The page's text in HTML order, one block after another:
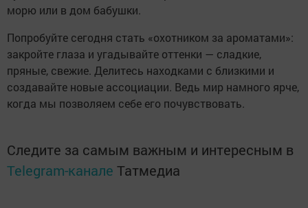
морю или в дом бабушки.
Попробуйте сегодня стать «охотником за ароматами»:
закройте глаза и угадывайте оттенки — сладкие,
пряные, свежие. Делитесь находками с близкими и
создавайте новые ассоциации. Ведь мир намного ярче,
когда мы позволяем себе его почувствовать.
Следите за самым важным и интересным в
Telegram-канале Татмедиа